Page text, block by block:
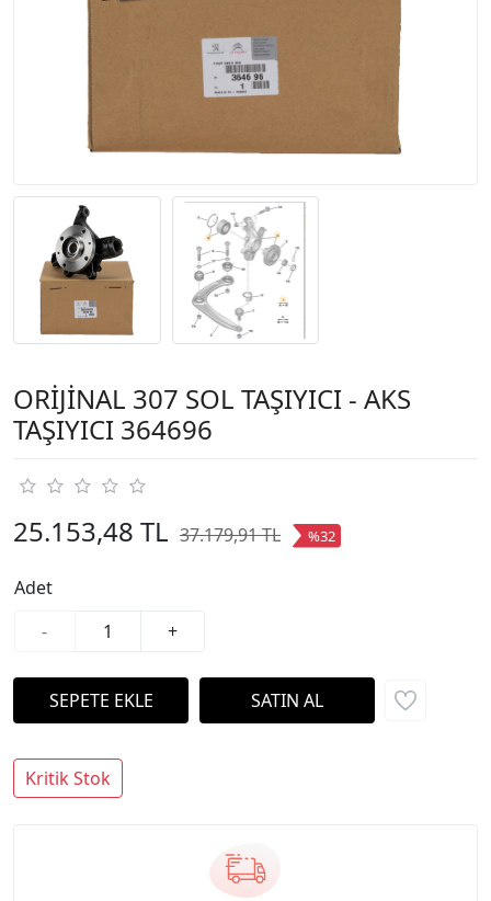
ORİJİNAL 307 SOL TAŞIYICI - AKS
TAŞIYICI 364696
25.153,48 TL 37.179,91 TL %32
Adet
-
+
Kritik Stok